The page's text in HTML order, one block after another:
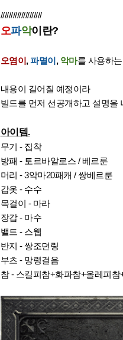
////////////////////
오파악이란?
오염이,파멸이, 악마를 사용하
내용이 길어질 예정이라
빌드를 먼저 선공개하고 설명을
아이템.
무기 - 집착
방패 - 토르바알로스 / 베르룬
머리 - 3악마20패캐 / 쌍베르룬
갑옷 - 수수
목걸이 - 마라
장갑 - 마수
밸트 - 스웹
반지 - 쌍조던링
부츠 - 망령걸음
참 - 스킬피참+화파참+올레피